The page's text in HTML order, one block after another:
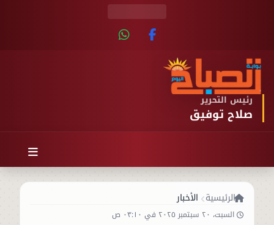
رئيس التحرير
صلاح توفيق
الرئيسية الأخبار
السبت، ٢٠ سبتمبر ٢٠٢٥ في ٠٣:١٠ ص